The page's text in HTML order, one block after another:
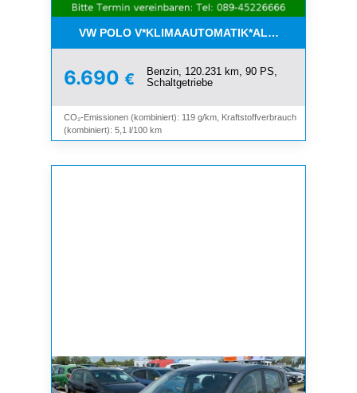
VW POLO
6.690 €
Benzin, 120.231 km, 90 PS,
Schaltgetriebe
CO₂-Emissionen (kombiniert): 119 g/km, Kraftstoffverbrauch
(kombiniert): 5,1 l/100 km